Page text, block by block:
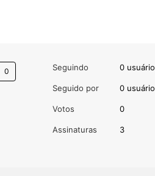
Ainda não seguido por ninguém
Seguindo 0 usuário
Seguido por 0 usuário
Votos 0
Assinaturas 3